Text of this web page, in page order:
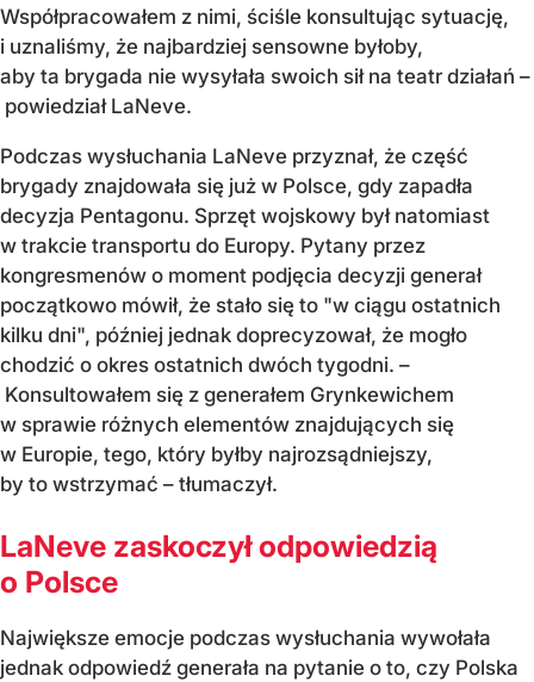
Współpracowałem z nimi, ściśle konsultując sytuację,
i uznaliśmy, że najbardziej sensowne byłoby,
aby ta brygada nie wysyłała swoich sił na teatr działań –
powiedział LaNeve.
Podczas wysłuchania LaNeve przyznał, że część
brygady znajdowała się już w Polsce, gdy zapadła
decyzja Pentagonu. Sprzęt wojskowy był natomiast
w trakcie transportu do Europy. Pytany przez
kongresmenów o moment podjęcia decyzji generał
początkowo mówił, że stało się to "w ciągu ostatnich
kilku dni", później jednak doprecyzował, że mogło
chodzić o okres ostatnich dwóch tygodni. –
Konsultowałem się z generałem Grynkewichem
w sprawie różnych elementów znajdujących się
w Europie, tego, który byłby najrozsądniejszy,
by to wstrzymać – tłumaczył.
LaNeve zaskoczył odpowiedzią
o Polsce
Największe emocje podczas wysłuchania wywołała
jednak odpowiedź generała na pytanie o to, czy Polska